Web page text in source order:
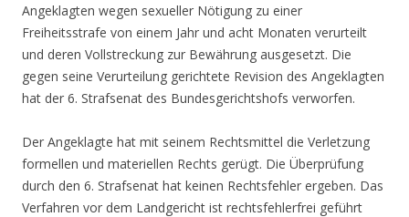
Angeklagten wegen sexueller Nötigung zu einer
Freiheitsstrafe von einem Jahr und acht Monaten verurteilt
und deren Vollstreckung zur Bewährung ausgesetzt. Die
gegen seine Verurteilung gerichtete Revision des Angeklagten
hat der 6. Strafsenat des Bundesgerichtshofs verworfen.
Der Angeklagte hat mit seinem Rechtsmittel die Verletzung
formellen und materiellen Rechts gerügt. Die Überprüfung
durch den 6. Strafsenat hat keinen Rechtsfehler ergeben. Das
Verfahren vor dem Landgericht ist rechtsfehlerfrei geführt